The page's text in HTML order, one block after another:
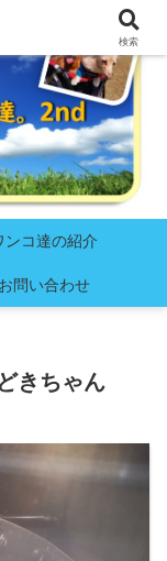
ンコ達の紹介
お問い合わせ
きちゃん
検索